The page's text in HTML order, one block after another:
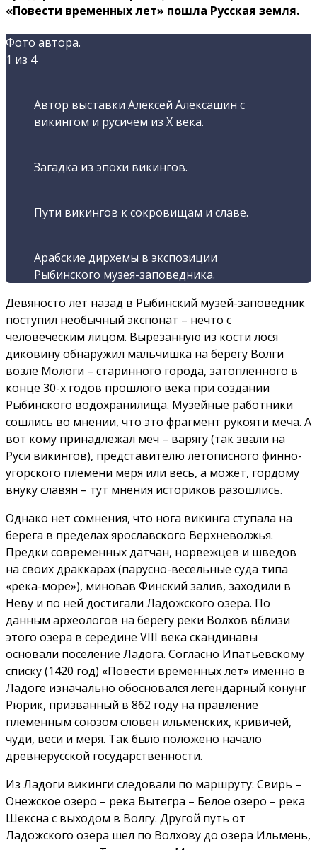
«Повести временных лет» пошла Русская земля.
Фото автора.
1 из 4
Автор выставки Алексей Алексашин с
викингом и русичем из X века.
Загадка из эпохи викингов.
Пути викингов к сокровищам и славе.
Арабские дирхемы в экспозиции
Рыбинского музея-заповедника.
Девяносто лет назад в Рыбинский музей-заповедник
поступил необычный экспонат – нечто с
человеческим лицом. Вырезанную из кости лося
диковину обнаружил мальчишка на берегу Волги
возле Мологи – старинного города, затопленного в
конце 30-х годов прошлого века при создании
Рыбинского водохранилища. Музейные работники
сошлись во мнении, что это фрагмент рукояти меча. А
вот кому принадлежал меч – варягу (так звали на
Руси викингов), представителю летописного финно-
угорского племени меря или весь, а может, гордому
внуку славян – тут мнения историков разошлись.
Однако нет сомнения, что нога викинга ступала на
берега в пределах ярославского Верхневолжья.
Предки современных датчан, норвежцев и шведов
на своих драккарах (парусно-весельные суда типа
«река-море»), миновав Финский залив, заходили в
Неву и по ней достигали Ладожского озера. По
данным археологов на берегу реки Волхов вблизи
этого озера в середине VIII века скандинавы
основали поселение Ладога. Согласно Ипатьевскому
списку (1420 год) «Повести временных лет» именно в
Ладоге изначально обосновался легендарный конунг
Рюрик, призванный в 862 году на правление
племенным союзом словен ильменских, кривичей,
чуди, веси и меря. Так было положено начало
древнерусской государственности.
Из Ладоги викинги следовали по маршруту: Свирь –
Онежское озеро – река Вытегра – Белое озеро – река
Шексна с выходом в Волгу. Другой путь от
Ладожского озера шел по Волхову до озера Ильмень,